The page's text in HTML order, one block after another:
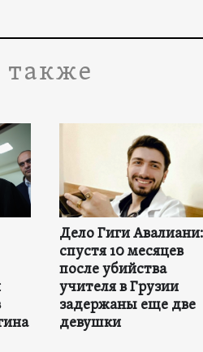
Дело Гиги Авалиани:
спустя 10 месяцев
после убийства
учителя в Грузии
задержаны еще две
девушки